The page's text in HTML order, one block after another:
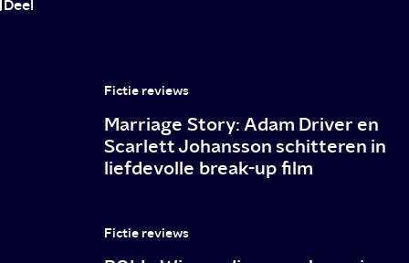
Deel
Fictie reviews
Marriage Story: Adam Driver en
Scarlett Johansson schitteren in
liefdevolle break-up film
Fictie reviews